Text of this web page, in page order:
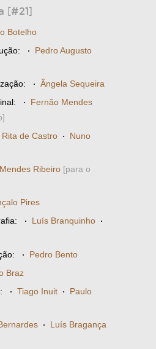
[#21]
Botelho
· Pedro Augusto
· Ângela Sequeira
· Fernão Mendes
Rita de Castro · Nuno
Ribeiro [para o
Pires
· Luís Branquinho ·
· Pedro Bento
Braz
· Tiago Inuit · Paulo
· Luís Bragança